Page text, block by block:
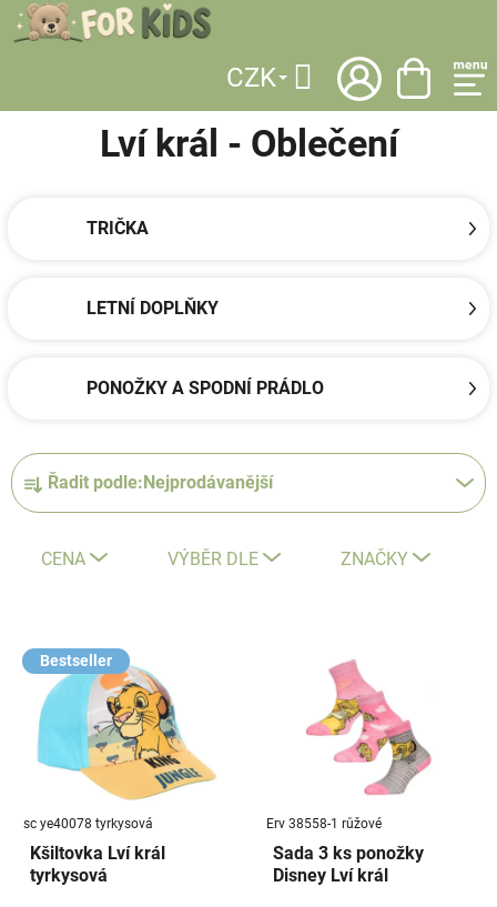
Přejít
na
CZK
Hledat
LVÍ KRÁL / OBLEČENÍ
Lví král - Oblečení
TRIČKA
LETNÍ DOPLŇKY
PONOŽKY A SPODNÍ PRÁDLO
Ř
a
Řadit podle: Nejprodávanější
CENA VÝBĚR DLE ZNAČKY
ý
Bestseller
sc ye40078 tyrkysová
Kšiltovka Lví král
tyrkysová
Erv 38558-1 růžové
Sada 3 ks ponožky
Disney Lví král